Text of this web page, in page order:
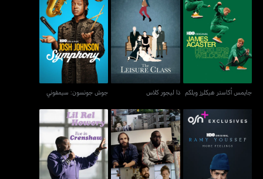
جايمس أكاستر هيكلرز ويلكم
جايمس أكاستر هيكلرز ويلكم
ذا ليجور كلاس
ذا ليجور كلاس
جوش جونسون: سيمفوني
جوش جونسون: سيمفوني
رامي يوسف: مور فيلنغز هاي مينتينس ويب سيريس
ليل ريل هاوري: لايف إن
كرينشو